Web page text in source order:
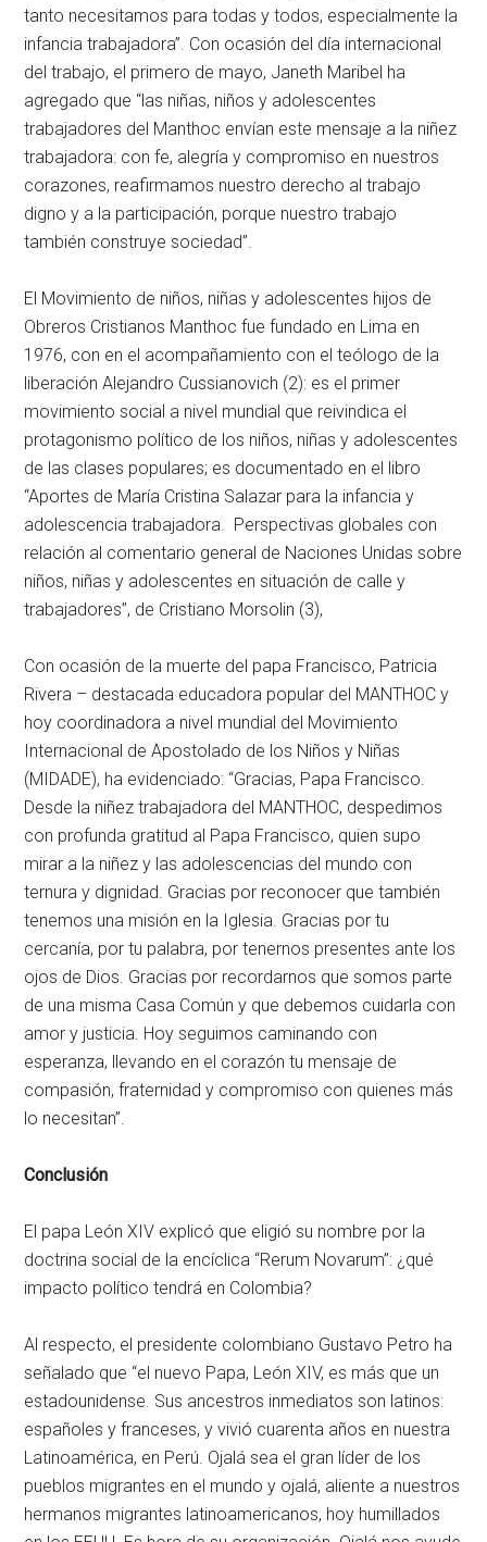
tanto necesitamos para todas y todos, especialmente la
infancia trabajadora”. Con ocasión del día internacional
del trabajo, el primero de mayo, Janeth Maribel ha
agregado que “las niñas, niños y adolescentes
trabajadores del Manthoc envían este mensaje a la niñez
trabajadora: con fe, alegría y compromiso en nuestros
corazones, reafirmamos nuestro derecho al trabajo
digno y a la participación, porque nuestro trabajo
también construye sociedad”.
El Movimiento de niños, niñas y adolescentes hijos de
Obreros Cristianos Manthoc fue fundado en Lima en
1976, con en el acompañamiento con el teólogo de la
liberación Alejandro Cussianovich (2): es el primer
movimiento social a nivel mundial que reivindica el
protagonismo político de los niños, niñas y adolescentes
de las clases populares; es documentado en el libro
“Aportes de María Cristina Salazar para la infancia y
adolescencia trabajadora. Perspectivas globales con
relación al comentario general de Naciones Unidas sobre
niños, niñas y adolescentes en situación de calle y
trabajadores”, de Cristiano Morsolin (3),
Con ocasión de la muerte del papa Francisco, Patricia
Rivera – destacada educadora popular del MANTHOC y
hoy coordinadora a nivel mundial del Movimiento
Internacional de Apostolado de los Niños y Niñas
(MIDADE), ha evidenciado: “Gracias, Papa Francisco.
Desde la niñez trabajadora del MANTHOC, despedimos
con profunda gratitud al Papa Francisco, quien supo
mirar a la niñez y las adolescencias del mundo con
ternura y dignidad. Gracias por reconocer que también
tenemos una misión en la Iglesia. Gracias por tu
cercanía, por tu palabra, por tenernos presentes ante los
ojos de Dios. Gracias por recordarnos que somos parte
de una misma Casa Común y que debemos cuidarla con
amor y justicia. Hoy seguimos caminando con
esperanza, llevando en el corazón tu mensaje de
compasión, fraternidad y compromiso con quienes más
lo necesitan”.
Conclusión
El papa León XIV explicó que eligió su nombre por la
doctrina social de la encíclica “Rerum Novarum”: ¿qué
impacto político tendrá en Colombia?
Al respecto, el presidente colombiano Gustavo Petro ha
señalado que “el nuevo Papa, León XIV, es más que un
estadounidense. Sus ancestros inmediatos son latinos:
españoles y franceses, y vivió cuarenta años en nuestra
Latinoamérica, en Perú. Ojalá sea el gran líder de los
pueblos migrantes en el mundo y ojalá, aliente a nuestros
hermanos migrantes latinoamericanos, hoy humillados